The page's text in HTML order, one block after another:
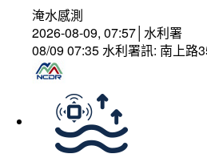
淹水感測
2026-08-09, 07:57│水利署
08/09 07:35 水利署訊: 南上路